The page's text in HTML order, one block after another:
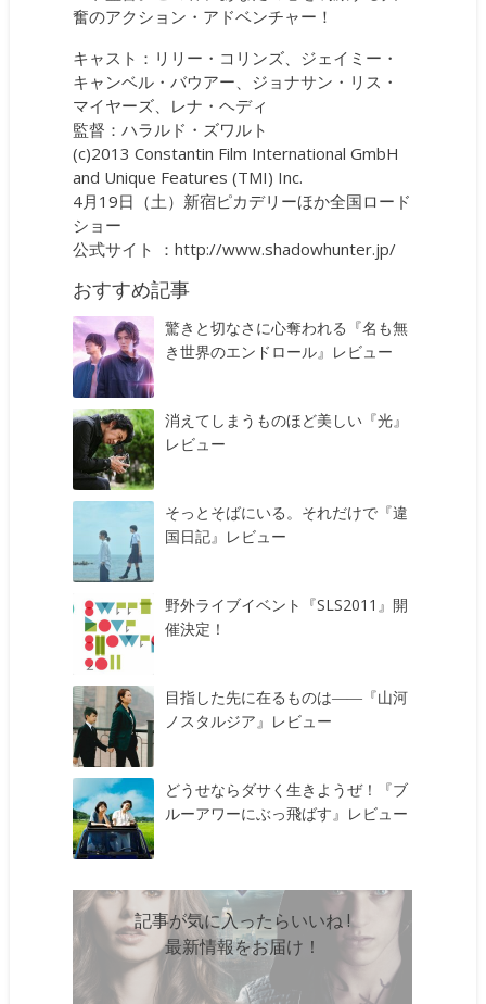
奮のアクション・アドベンチャー！
キャスト：リリー・コリンズ、ジェイミー・
キャンベル・バウアー、ジョナサン・リス・
マイヤーズ、レナ・ヘディ
監督：ハラルド・ズワルト
(c)2013 Constantin Film International GmbH
and Unique Features (TMI) Inc.
4月19日（土）新宿ピカデリーほか全国ロード
ショー
公式サイト ：http://www.shadowhunter.jp/
おすすめ記事
驚きと切なさに心奪われる『名も無
き世界のエンドロール』レビュー
消えてしまうものほど美しい『光』
レビュー
そっとそばにいる。それだけで『違
国日記』レビュー
野外ライブイベント『SLS2011』開
催決定！
目指した先に在るものは――『山河
ノスタルジア』レビュー
どうせならダサく生きようぜ！『ブ
ルーアワーにぶっ飛ばす』レビュー
記事が気に入ったらいいね !
最新情報をお届け！